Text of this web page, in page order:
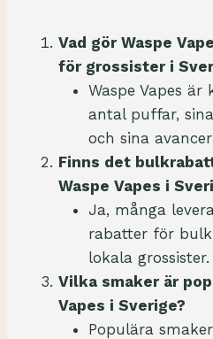
Vad gör Waspe
för grossister i
Waspe Vapes
antal puffar,
och sina
Finns det
Waspe Vapes i
Ja, många
rabatter för
lokala grossister.
Vilka smaker är
Vapes i Sverige?
Populära